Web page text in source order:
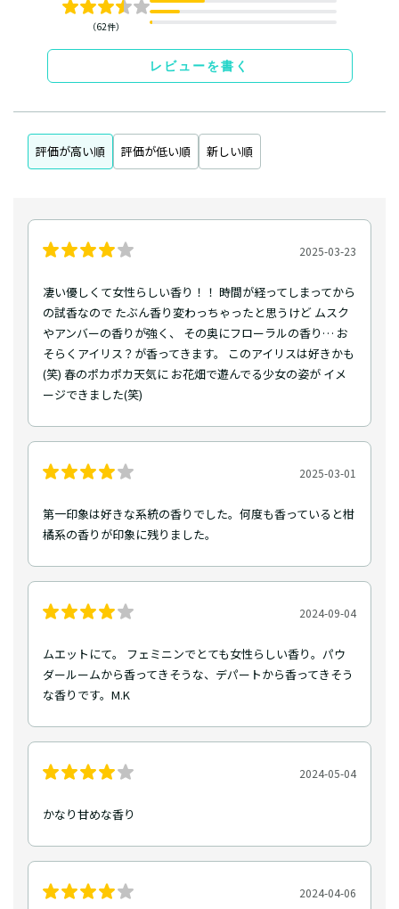
（62件）
レビューを書く
評価が高い順 評価が低い順 新しい順
2025-03-23
凄い優しくて女性らしい香り！！ 時間が経ってしまってから
の試香なので たぶん香り変わっちゃったと思うけど ムスク
やアンバーの香りが強く、 その奥にフローラルの香り… お
そらくアイリス？が香ってきます。 このアイリスは好きかも
(笑) 春のポカポカ天気に お花畑で遊んでる少女の姿が イメ
ージできました(笑)
2025-03-01
第一印象は好きな系統の香りでした。何度も香っていると柑
橘系の香りが印象に残りました。
2024-09-04
ムエットにて。 フェミニンでとても女性らしい香り。パウ
ダールームから香ってきそうな、デパートから香ってきそう
な香りです。M.K
2024-05-04
かなり甘めな香り
2024-04-06